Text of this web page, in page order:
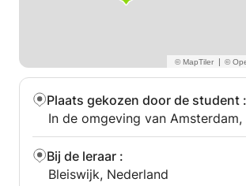
|
Plaats gekozen door de student :
In de omgeving van Amsterdam,
Bij de leraar :
Bleiswijk, Nederland